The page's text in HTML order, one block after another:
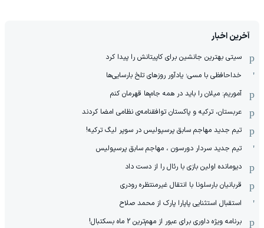
آخرین اخبار
سیتی بهترین جانشین برای کاپیتانش را پیدا کرد
خداحافظی با مسی؛ یادآور روزهای تلخ بارسایی‌ها
آموریم: میلان را باید در همه جام‌ها قهرمان کنم
عربستان، ترکیه و پاکستان توافقنامه‌ی نظامی امضا کردند
تیم جدید مهاجم سابق پرسپولیس در سوپر لیگ ترکیه!
تیم جدید سردار دورسون ، مهاجم سابق پرسپولیس
دیومانده اولین بازی با رئال را از دست داد
قربانیان بارسلونا با انتقال غیرمنتظره رودری
استقبال استثنایی پاپارا پارک از محمد صلاح
برنامه ویژه داوری برای عبور از مهم‌ترین 2 ماه بسکتبال!